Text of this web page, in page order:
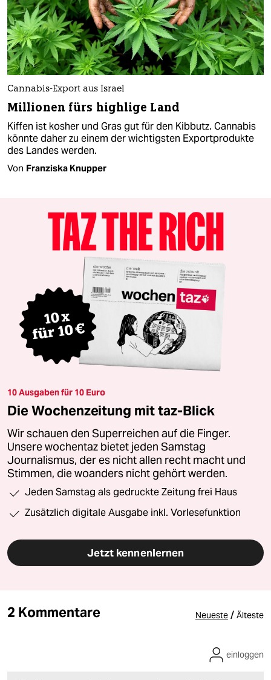
Cannabis-Export aus Israel
Millionen fürs highlige Land
Kiffen ist kosher und Gras gut für den Kibbutz. Cannabis
könnte daher zu einem der wichtigsten Exportprodukte
des Landes werden.
Von Franziska Knupper
10 Ausgaben für 10 Euro
Die Wochenzeitung mit taz-Blick
Wir schauen den Superreichen auf die Finger.
Unsere wochentaz bietet jeden Samstag
Journalismus, der es nicht allen recht macht und
Stimmen, die woanders nicht gehört werden.
Jeden Samstag als gedruckte Zeitung frei Haus
Zusätzlich digitale Ausgabe inkl. Vorlesefunktion
Jetzt kennenlernen
2 Kommentare Neueste / Älteste
einloggen